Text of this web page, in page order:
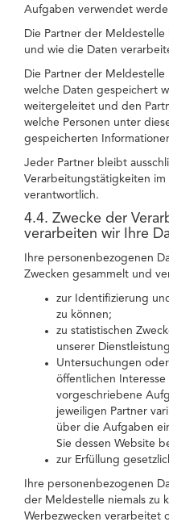
Aufgaben verwendet
Die Partner der
und wie die Daten
Die Partner der
welche Daten gespeichert
weitergeleitet und den
welche Personen unter
gespeicherten
Jeder Partner bleibt
Verarbeitungstätigkeiten im
verantwortlich.
4.4. Zwecke der
verarbeiten wir Ihre
Ihre personenbezogenen
Zwecken gesammelt und
zur Identifizierung
zu können;
zu statistischen
unserer
Untersuchungen
öffentlichen
vorgeschriebene
jeweiligen Partner
über die Aufgaben
Sie dessen Website
zur Erfüllung
Ihre personenbezogenen
der Meldestelle niemals zu
Werbezwecken verarbeitet